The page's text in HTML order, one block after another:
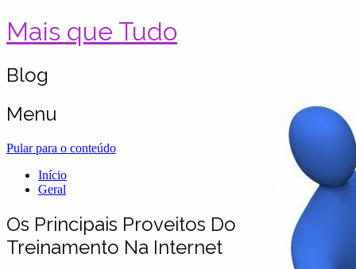
Mais que Tudo
Blog
Menu
Pular para o conteúdo
Início
Geral
Os Principais Proveitos Do
Treinamento Na Internet